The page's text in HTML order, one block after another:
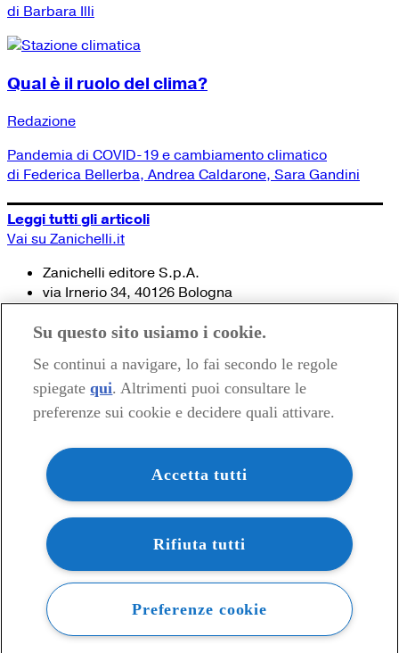
di Barbara Illi
Qual è il ruolo del clima?
Redazione
Pandemia di COVID-19 e cambiamento climatico
di Federica Bellerba, Andrea Caldarone, Sara Gandini
Leggi tutti gli articoli
Vai su Zanichelli.it
Zanichelli editore S.p.A.
via Irnerio 34, 40126 Bologna
Tel. 051- 293.111 / 245.024
© 2020 Zanichelli Editore spa
Contatti e recapiti
my.zanichelli.it
Filiali e agenzie
Acquisti: informazioni precontrattuali
Area stampa
Privacy
Su questo sito usiamo i cookie.
Se continui a navigare, lo fai secondo le regole
spiegate qui. Altrimenti puoi consultare le
preferenze sui cookie e decidere quali attivare.
Accetta tutti
Rifiuta tutti
Preferenze cookie